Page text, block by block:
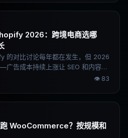
2026：跨境电商选哪
的对比讨论每年都在发生，但 2026
告成本持续上涨让 SEO 和内容流
度介入电商运营，这两个变量都在
👁 83
WooCommerce？按规模和